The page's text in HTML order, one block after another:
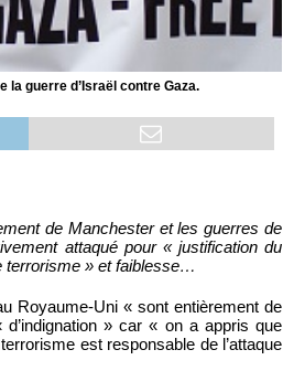
la guerre d’Israël contre Gaza.
de Manchester et les guerres de
attaqué pour « justification du
terrorisme » et faiblesse…
Royaume-Uni « sont entièrement de
» car « on a appris que
est responsable de l’attaque